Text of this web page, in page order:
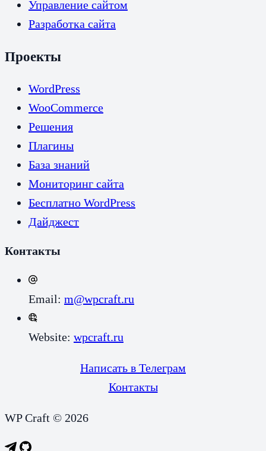
Управление сайтом
Разработка сайта
Проекты
WordPress
WooCommerce
Решения
Плагины
База знаний
Мониторинг сайта
Бесплатно WordPress
Дайджест
Контакты
Email: m@wpcraft.ru
Website: wpcraft.ru
Написать в Телеграм
Контакты
WP Craft © 2026